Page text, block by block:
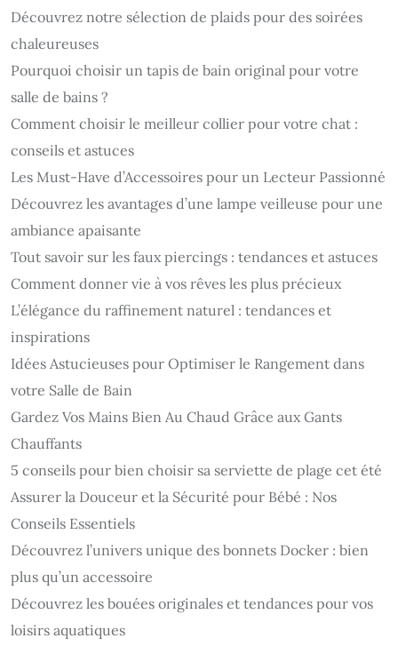
Découvrez notre sélection de plaids pour des soirées
chaleureuses
Pourquoi choisir un tapis de bain original pour votre
salle de bains ?
Comment choisir le meilleur collier pour votre chat :
conseils et astuces
Les Must-Have d’Accessoires pour un Lecteur Passionné
Découvrez les avantages d’une lampe veilleuse pour une
ambiance apaisante
Tout savoir sur les faux piercings : tendances et astuces
Comment donner vie à vos rêves les plus précieux
L’élégance du raffinement naturel : tendances et
inspirations
Idées Astucieuses pour Optimiser le Rangement dans
votre Salle de Bain
Gardez Vos Mains Bien Au Chaud Grâce aux Gants
Chauffants
5 conseils pour bien choisir sa serviette de plage cet été
Assurer la Douceur et la Sécurité pour Bébé : Nos
Conseils Essentiels
Découvrez l’univers unique des bonnets Docker : bien
plus qu’un accessoire
Découvrez les bouées originales et tendances pour vos
loisirs aquatiques